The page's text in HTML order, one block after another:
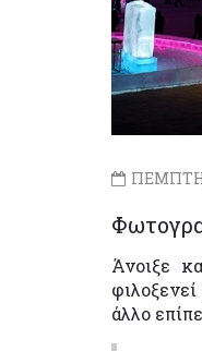
ΠΕΜΠΤΗ,
Άνοιξε
άλλο